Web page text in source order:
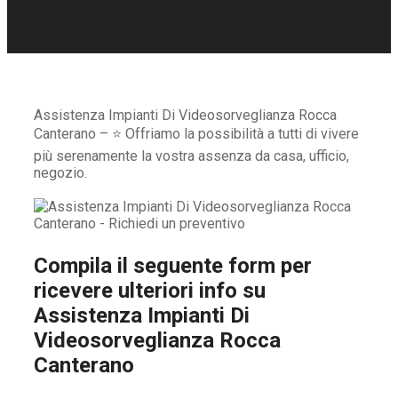
Assistenza Impianti Di Videosorveglianza Rocca
Canterano – ⭐ Offriamo la possibilità a tutti di vivere
più serenamente la vostra assenza da casa, ufficio,
negozio.
Compila il seguente form per
ricevere ulteriori info su
Assistenza Impianti Di
Videosorveglianza Rocca
Canterano